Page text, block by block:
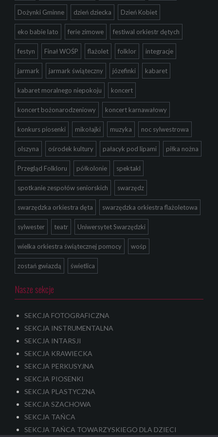
Dożynki Gminne dzień dziecka Dzień Kobiet
eko babie lato ferie zimowe festiwal orkiestr dętych
festyn Finał WOŚP flażolet folklor integracje
jarmark jarmark świąteczny józefinki kabaret
kabaret moralnego niepokoju koncert
koncert bożonarodzeniowy koncert karnawałowy
konkurs piosenki mikołajki muzyka noc sylwestrowa
olszyna ośrodek kultury pałacyk pod lipami piłka nożna
Przegląd Folkloru półkolonie spektakl
spotkanie zespołów seniorskich swarzędz
swarzędzka orkiestra dęta swarzędzka orkiestra flażoletowa
sylwester teatr Uniwersytet Swarzędzki
wielka orkiestra świątecznej pomocy wośp
zostań gwiazdą świetlica
Nasze sekcje
SEKCJA FOTOGRAFICZNA
SEKCJA INSTRUMENTALNA
SEKCJA INTARSJI
SEKCJA KRAWIECKA
SEKCJA PERKUSYJNA
SEKCJA PIOSENKI
SEKCJA PLASTYCZNA
SEKCJA SZACHOWA
SEKCJA TAŃCA
SEKCJA TAŃCA TOWARZYSKIEGO DLA DZIECI